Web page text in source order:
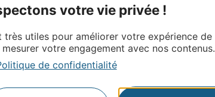
votre vie privée !
très utiles pour améliorer votre expérience de
votre engagement avec nos contenus.
de confidentialité